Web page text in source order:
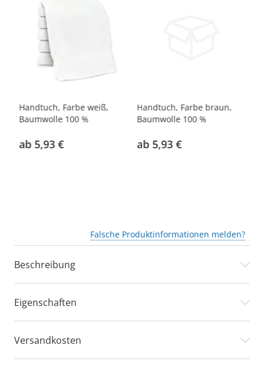
Handtuch, Farbe weiß,
Baumwolle 100 %
ab 5,93 €
Handtuch, Farbe braun,
Baumwolle 100 %
ab 5,93 €
Falsche Produktinformationen melden?
Beschreibung
Eigenschaften
Versandkosten